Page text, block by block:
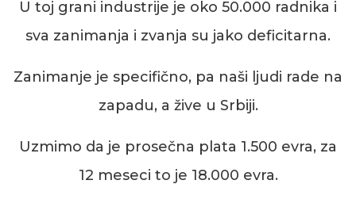
U toj grani industrije je oko 50.000 radnika i
sva zanimanja i zvanja su jako deficitarna.
Zanimanje je specifično, pa naši ljudi rade na
zapadu, a žive u Srbiji.
Uzmimo da je prosečna plata 1.500 evra, za
12 meseci to je 18.000 evra.